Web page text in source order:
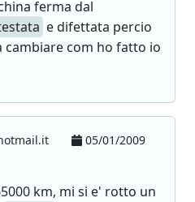
ferma dal
e difettata percio
cambiare com ho fatto io
05/01/2009
km, mi si e' rotto un